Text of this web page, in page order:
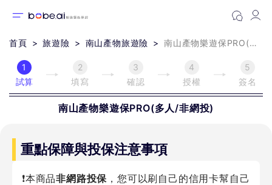
首頁 旅遊險 南山產物旅遊險 南山產物樂遊保PRO(多人/非網投)
1
試算
2
填寫
3
確認
4
授權
5
簽名
南山產物樂遊保PRO(多人/非網投)
重點保障與投保注意事項
❗本商品非網路投保 ，您可以刷自己的信用卡幫自己